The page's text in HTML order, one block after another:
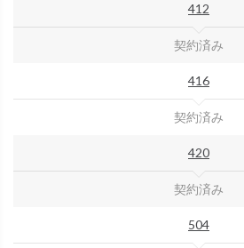
412
契約済み
416
契約済み
420
契約済み
504